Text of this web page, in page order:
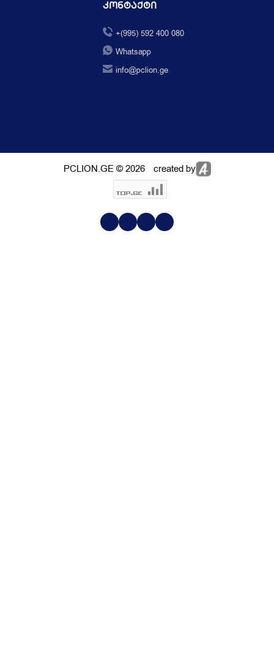
Კონტაქტი
+(995) 592 400 080
Whatsapp
info@pclion.ge
PCLION.GE © 2026 created by